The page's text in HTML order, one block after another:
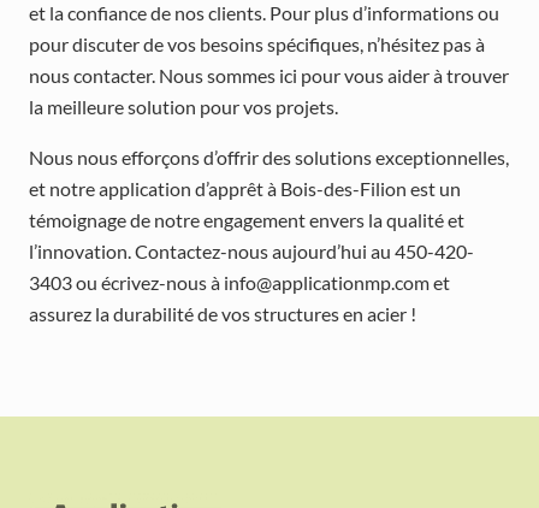
et la confiance de nos clients. Pour plus d’informations ou
pour discuter de vos besoins spécifiques, n’hésitez pas à
nous contacter. Nous sommes ici pour vous aider à trouver
la meilleure solution pour vos projets.
Nous nous efforçons d’offrir des solutions exceptionnelles,
et notre application d’apprêt à Bois-des-Filion est un
témoignage de notre engagement envers la qualité et
l’innovation. Contactez-nous aujourd’hui au 450-420-
3403 ou écrivez-nous à info@applicationmp.com et
assurez la durabilité de vos structures en acier !